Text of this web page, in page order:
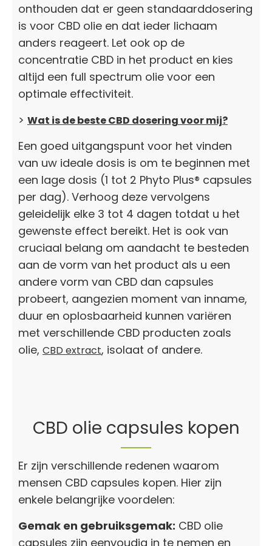
onthouden dat er geen standaarddosering
is voor CBD olie en dat ieder lichaam
anders reageert. Let ook op de
concentratie CBD in het product en kies
altijd een full spectrum olie voor een
optimale effectiviteit.
> Wat is de beste CBD dosering voor mij?
Een goed uitgangspunt voor het vinden
van uw ideale dosis is om te beginnen met
een lage dosis (1 tot 2 Phyto Plus® capsules
per dag). Verhoog deze vervolgens
geleidelijk elke 3 tot 4 dagen totdat u het
gewenste effect bereikt. Het is ook van
cruciaal belang om aandacht te besteden
aan de vorm van het product als u een
andere vorm van CBD dan capsules
probeert, aangezien moment van inname,
duur en oplosbaarheid kunnen variëren
met verschillende CBD producten zoals
olie, CBD extract, isolaat of andere.
CBD olie capsules kopen
Er zijn verschillende redenen waarom
mensen CBD capsules kopen. Hier zijn
enkele belangrijke voordelen:
Gemak en gebruiksgemak: CBD olie
capsules zijn eenvoudig in te nemen en